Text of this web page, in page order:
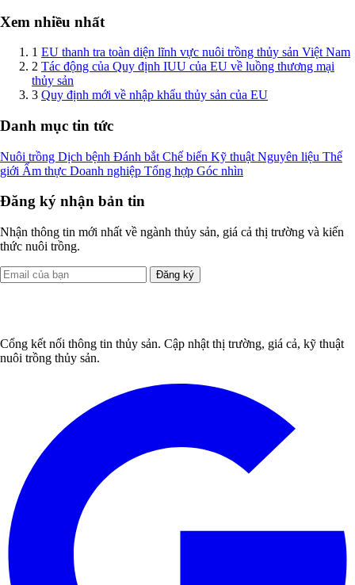
Xem nhiều nhất
1 EU thanh tra toàn diện lĩnh vực nuôi trồng thủy sản Việt Nam
2 Tác động của Quy định IUU của EU về luồng thương mại
thủy sản
3 Quy định mới về nhập khẩu thủy sản của EU
Danh mục tin tức
Nuôi trồng Dịch bệnh Đánh bắt Chế biến Kỹ thuật Nguyên liệu Thế
giới Ẩm thực Doanh nghiệp Tổng hợp Góc nhìn
Đăng ký nhận bản tin
Nhận thông tin mới nhất về ngành thủy sản, giá cả thị trường và kiến
thức nuôi trồng.
Đăng ký
Cổng kết nối thông tin thủy sản. Cập nhật thị trường, giá cả, kỹ thuật
nuôi trồng thủy sản.